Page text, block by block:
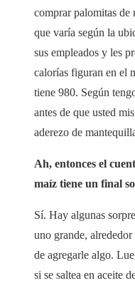
comprar palomitas de
que varía según la
sus empleados y les
calorías figuran en el
tiene 980. Según
antes de que usted
aderezo de
Ah, entonces el
maíz tiene un final
Sí. Hay algunas
uno grande,
de agregarle algo.
si se saltea en aceite